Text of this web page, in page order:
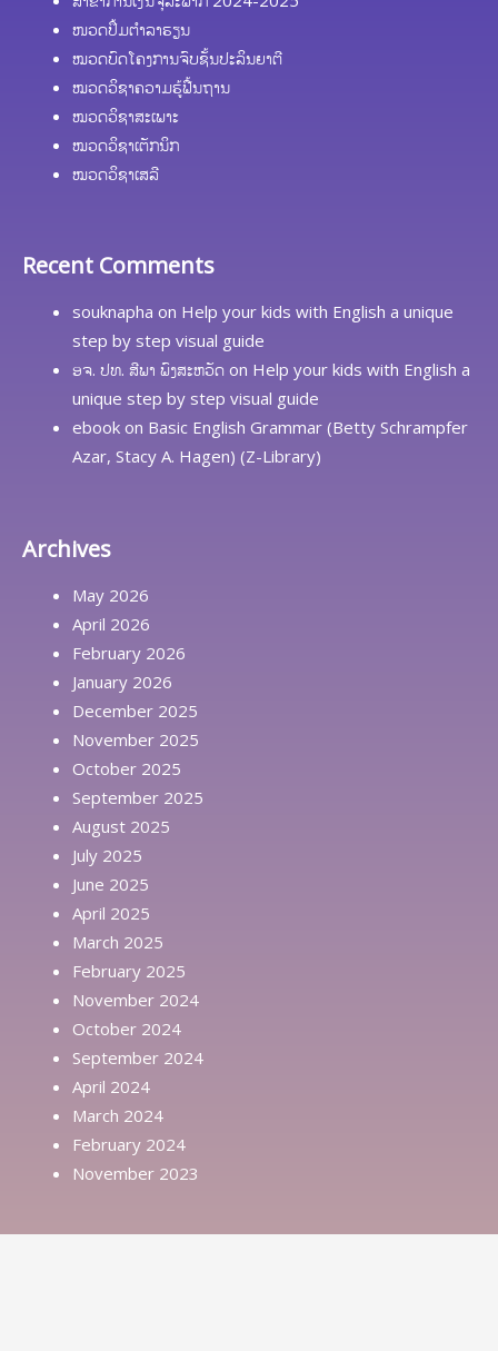
ໜວດປຶ້ມຕຳລາຮຽນ
ໝວດບົດໂຄງການຈົບຊັ້ນປະລິນຍາຕີ
ໝວດວິຊາຄວາມຮູ້ຟື້ນຖານ
ໝວດວິຊາສະເພາະ
ໝວດວິຊາເຕັກນິກ
ໝວດວິຊາເສລີ
Recent Comments
souknapha on Help your kids with English a unique
step by step visual guide
ອຈ. ປທ. ສີພາ ພົງສະຫວັດ on Help your kids with English a
unique step by step visual guide
ebook on Basic English Grammar (Betty Schrampfer
Azar, Stacy A. Hagen) (Z-Library)
Archives
May 2026
April 2026
February 2026
January 2026
December 2025
November 2025
October 2025
September 2025
August 2025
July 2025
June 2025
April 2025
March 2025
February 2025
November 2024
October 2024
September 2024
April 2024
March 2024
February 2024
November 2023